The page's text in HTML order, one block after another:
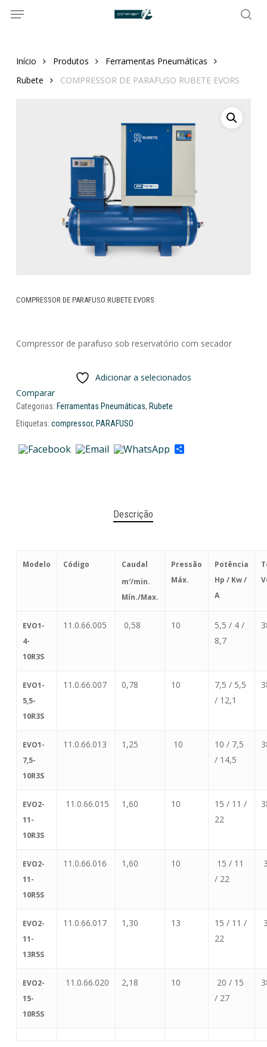
Menu
Início Produtos
Ferramentas Pneumáticas
Rubete
COMPRESSOR DE PARAFUSO RUBETE EVORS
COMPRESSOR DE PARAFUSO RUBETE EVORS
Compressor de parafuso sob reservatório com secador
Adicionar a selecionados
Comparar
Categorias: Ferramentas Pneumáticas, Rubete
Etiquetas: compressor, PARAFUSO
Share
Descrição
Modelo Código
Caudal
m3/min.
Mín./Max.
Pressão
Máx.
Potência
Hp / Kw /
A
EVO1-
4-
10R3S
11.0.66.005 0,58 10
5,5 / 4 /
8,7
EVO1-
5,5-
10R3S
11.0.66.007 0,78 10
7,5 / 5,5
/ 12,1
EVO1-
7,5-
10R3S
11.0.66.013 1,25 10
10 / 7,5
/ 14,5
EVO2-
11-
10R3S
11.0.66.015 1,60 10
15 / 11 /
22
EVO2-
11-
10R5S
11.0.66.016 1,60 10
15 / 11
/ 22
EVO2-
11-
13R5S
11.0.66.017 1,30 13
15 / 11 /
22
EVO2-
15-
10R5S
11.0.66.020 2,18 10
20 / 15
/ 27